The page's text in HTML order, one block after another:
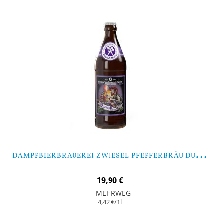
D
AMPFBIERBRAUEREI ZWIESEL PFEFFERBRÄU DURANDL DUNKEL - 9 FLASCHEN
19,90 €
MEHRWEG
4,42 €/1l